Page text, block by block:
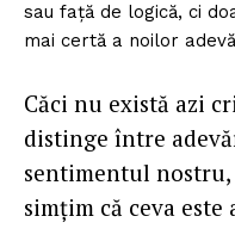
sau față de logică, ci
mai certă a noilor
Căci nu există azi
distinge între
sentimentul
simțim că ceva este